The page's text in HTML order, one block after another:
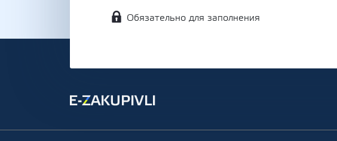
Обязательно для заполнения